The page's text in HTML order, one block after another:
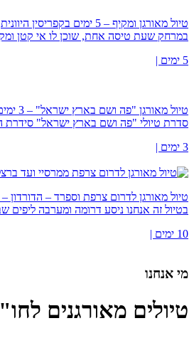
טיול מאורגן ומקיף – 5 ימים בקפריסין היוונית
במרחק שעת טיסה אחת, שוכן לו אי קטן
5 ימים |
טיול מאורגן "פה ושם בארץ ישראל" – 3 ימים לערבה התיכונה
סדרת טיולי "פה ושם בארץ ישראל" סידרת
3 ימים |
טיול מאורגן לדרום צרפת וספרד – הדורדון
בטיול זה אנחנו ניסע דרומה ומערבה
10 ימים |
מי אנחנו
טיולים מאורגנים